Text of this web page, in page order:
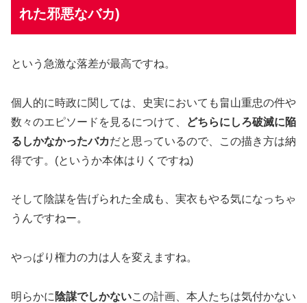
れた邪悪なバカ)
という急激な落差が最高ですね。
個人的に時政に関しては、史実においても畠山重忠の件や
数々のエピソードを見るにつけて、
どちらにしろ破滅に陥
るしかなかったバカだと思っているので、この描き方は納
得です。(というか本体はりくですね)
そして陰謀を告げられた全成も、実衣もやる気になっちゃ
うんですねー。
やっぱり権力の力は人を変えますね。
明らかに 陰謀でしかないこの計画、本人たちは気付かない